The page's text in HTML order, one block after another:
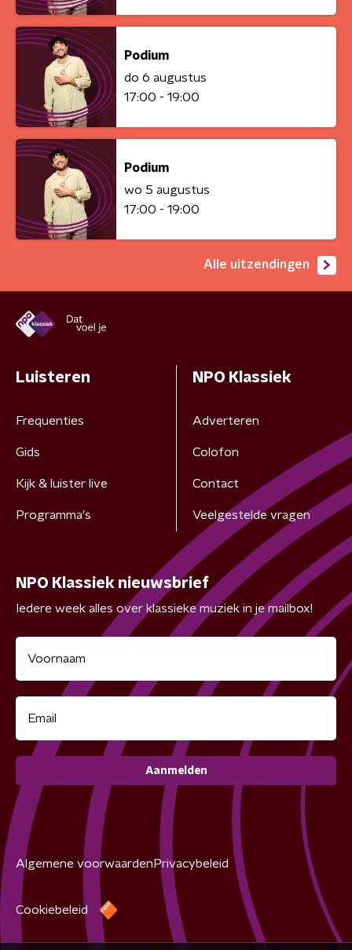
Podium
do 6 augustus
17:00 - 19:00
Podium
wo 5 augustus
17:00 - 19:00
Alle uitzendingen
Luisteren
Frequenties
Gids
Kijk & luister live
Programma's
NPO Klassiek
Adverteren
Colofon
Contact
Veelgestelde vragen
NPO Klassiek nieuwsbrief
Iedere week alles over klassieke muziek in je mailbox!
Aanmelden
Algemene voorwaarden Privacybeleid
Cookiebeleid